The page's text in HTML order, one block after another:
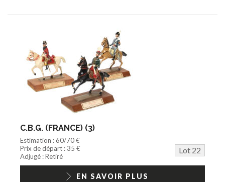
C.B.G. (FRANCE) (3)
Estimation : 60/70 €
Prix de départ : 35 €
Lot 22
Adjugé : Retiré
EN SAVOIR PLUS